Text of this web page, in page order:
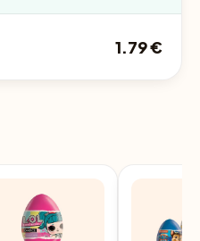
1.79 €